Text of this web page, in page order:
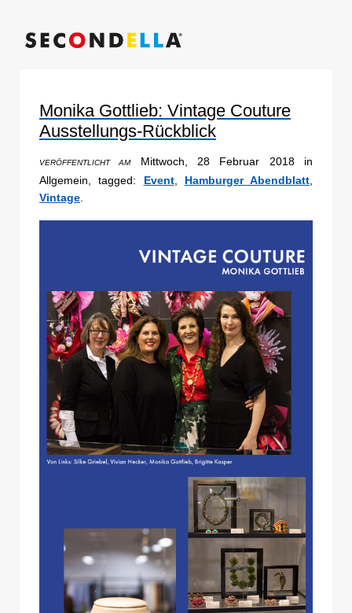
Monika Gottlieb: Vintage Couture
Ausstellungs-Rückblick
VERÖFFENTLICHT AMMittwoch, 28 Februar 2018 in
Allgemein, tagged: Event, Hamburger Abendblatt,
Vintage.